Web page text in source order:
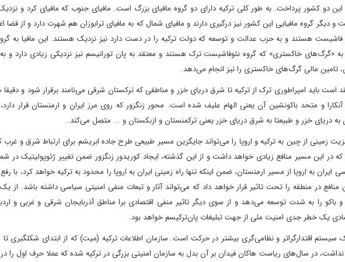
و دیگر گروه مافیایی این کشور نیز درگیری دارند و مافیای شمال که به مافیای ترابوزان هم شهرت دارد و از قضا
فاشیست هستند و به حزب عدالت و توسعه که دولت ترکیه را در دست دارد نیز نزدیک هستند. این مافیا به
«گرگ‌های خاکستری» که گروه نئوفاشیست ترک هستند و معتقد به پان تورانیسم نیز نزدیکی زیادی دارد و
تامین مالی گرگ‌های خاکستری را نیز انجام می‌دهد.
است باید امپراطوری ترک از ترکیه تا شرق دریای خزر و مناطقی که ترکستان شرقی می‌نامند برقرار شود و
و متحد باکونشین آن یعنی الهام علیف شده است. محور زنگزور که روی مرز ایران و ارمنستان قرار
به دریای خزر و طبیعتا به شرق دریای خزر یعنی ترکمنستان و ازبکستان و ... متصل می‌کند.
زمینی از چین به ترکیه و اروپا را می‌تواند جایگزین مسیر طبیعی طرح جاده ابریشم برای ارتباط شرق و غرب
در این مسیر منافع زیادی خواهد داشت و از این گذشته، ایجاد کوریدور زنگزور ضمن تغییر ژئوپولیتیک در
به اروپا از مسیر ارمنستان، ضمن اینکه تنها راه زمینی ایران به اروپا را محدود به ترکیه خواهد کرد، با رفع
منافع در منطقه را تحت تاثیر قرار خواهد داد که می‌تواند آثار و تبعات منفی امنیتی سیاسی داشته باشد. از
و باکو را به شدت توسعه می‌دهد و از سوی دیگر تاثیر منفی اقتصادی برا مناطق آذربایجان شرقی و غربی و
یک خطر جدی امنیت ملی از جهت تبلیغات پان‌ترکیسم خواهد بود.
در سال‌های ریاست هاکان فیدان بر آن بدل به سازمان امنیتی بزرگی در ترکیه شده که عملا حرف اول را